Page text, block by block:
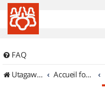
FAQ
UtagawaVTT (Randos VTT et VTTAE avec traces GPS)
Accueil forum